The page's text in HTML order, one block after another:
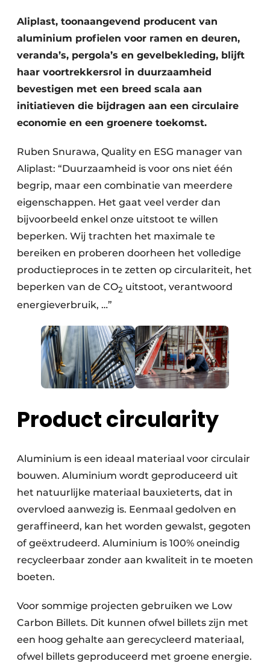
Uitnodiging Rondetafelgesprek – 20 jaar Profiel
Vacature aanmelden
Vacatures
Werben
Aliplast, toonaangevend producent van
aluminium profielen voor ramen en deuren,
veranda’s, pergola’s en gevelbekleding, blijft
haar voortrekkersrol in duurzaamheid
bevestigen met een breed scala aan
initiatieven die bijdragen aan een circulaire
economie en een groenere toekomst.
Ruben Snurawa, Quality en ESG manager van
Aliplast: “Duurzaamheid is voor ons niet één
begrip, maar een combinatie van meerdere
eigenschappen. Het gaat veel verder dan
bijvoorbeeld enkel onze uitstoot te willen
beperken. Wij trachten het maximale te
bereiken en proberen doorheen het volledige
productieproces in te zetten op circulariteit, het
beperken van de CO2 uitstoot, verantwoord
energieverbruik, …”
Product circularity
Aluminium is een ideaal materiaal voor circulair
bouwen. Aluminium wordt geproduceerd uit
het natuurlijke materiaal bauxieterts, dat in
overvloed aanwezig is. Eenmaal gedolven en
geraffineerd, kan het worden gewalst, gegoten
of geëxtrudeerd. Aluminium is 100% oneindig
recycleerbaar zonder aan kwaliteit in te moeten
boeten.
Voor sommige projecten gebruiken we Low
Carbon Billets. Dit kunnen ofwel billets zijn met
een hoog gehalte aan gerecycleerd materiaal,
ofwel billets geproduceerd met groene energie.